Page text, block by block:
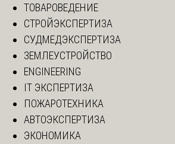
ТОВАРОВЕДЕНИЕ
СТРОЙЭКСПЕРТИЗА
СУДМЕДЭКСПЕРТИЗА
ЗЕМЛЕУСТРОЙСТВО
ENGINEERING
IT ЭКСПЕРТИЗА
ПОЖАРОТЕХНИКА
АВТОЭКСПЕРТИЗА
ЭКОНОМИКА